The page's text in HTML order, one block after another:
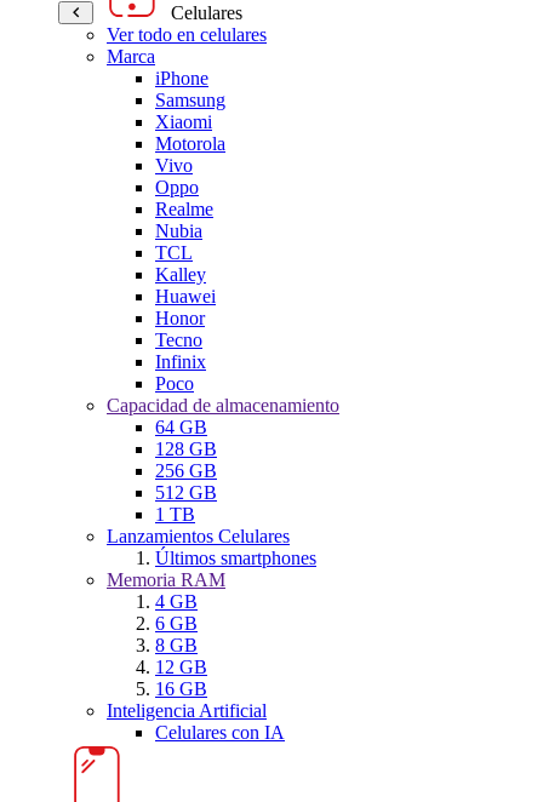
Celulares
Ver todo en celulares
Marca
iPhone
Samsung
Xiaomi
Motorola
Vivo
Oppo
Realme
Nubia
TCL
Kalley
Huawei
Honor
Tecno
Infinix
Poco
Capacidad de almacenamiento
64 GB
128 GB
256 GB
512 GB
1 TB
Lanzamientos Celulares
Últimos smartphones
Memoria RAM
4 GB
6 GB
8 GB
12 GB
16 GB
Inteligencia Artificial
Celulares con IA